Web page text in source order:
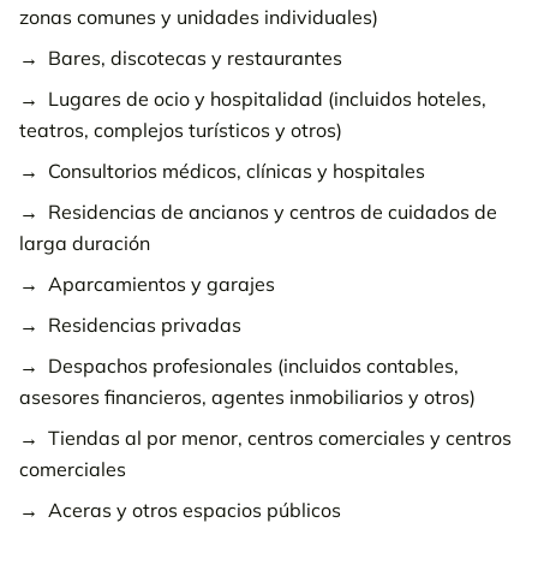
zonas comunes y unidades individuales)
Bares, discotecas y restaurantes
Lugares de ocio y hospitalidad (incluidos hoteles,
teatros, complejos turísticos y otros)
Consultorios médicos, clínicas y hospitales
Residencias de ancianos y centros de cuidados de
larga duración
Aparcamientos y garajes
Residencias privadas
Despachos profesionales (incluidos contables,
asesores financieros, agentes inmobiliarios y otros)
Tiendas al por menor, centros comerciales y centros
comerciales
Aceras y otros espacios públicos